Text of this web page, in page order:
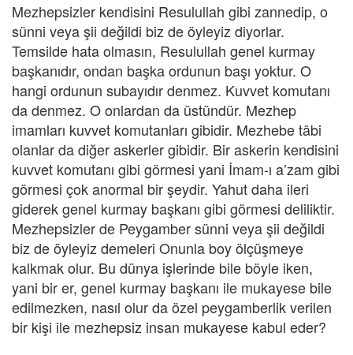
Mezhepsizler kendisini Resulullah gibi zannedip, o
sünni veya şii değildi biz de öyleyiz diyorlar.
Temsilde hata olmasın, Resulullah genel kurmay
başkanıdır, ondan başka ordunun başı yoktur. O
hangi ordunun subayıdır denmez. Kuvvet komutanı
da denmez. O onlardan da üstündür. Mezhep
imamları kuvvet komutanları gibidir. Mezhebe tâbi
olanlar da diğer askerler gibidir. Bir askerin kendisini
kuvvet komutanı gibi görmesi yani İmam-ı a’zam gibi
görmesi çok anormal bir şeydir. Yahut daha ileri
giderek genel kurmay başkanı gibi görmesi deliliktir.
Mezhepsizler de Peygamber sünni veya şii değildi
biz de öyleyiz demeleri Onunla boy ölçüşmeye
kalkmak olur. Bu dünya işlerinde bile böyle iken,
yani bir er, genel kurmay başkanı ile mukayese bile
edilmezken, nasıl olur da özel peygamberlik verilen
bir kişi ile mezhepsiz insan mukayese kabul eder?